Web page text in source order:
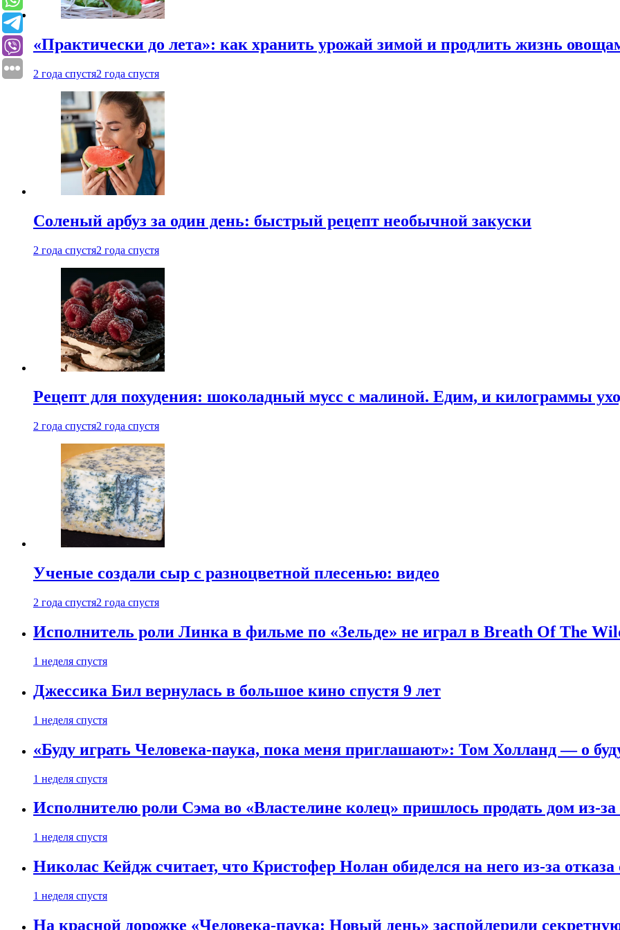
«Практически до лета»: как хранить урожай зимой и продлить жизнь
2 года спустя2 года спустя
Соленый арбуз за один день: быстрый рецепт необычной закуски
2 года спустя2 года спустя
Рецепт для похудения: шоколадный мусс с малиной. Едим, и килограммы
2 года спустя2 года спустя
Ученые создали сыр с разноцветной плесенью: видео
2 года спустя2 года спустя
Исполнитель роли Линка в фильме по «Зельде» не играл в Breath Of The
1 неделя спустя
Джессика Бил вернулась в большое кино спустя 9 лет
1 неделя спустя
«Буду играть Человека-паука, пока меня приглашают»: Том Холланд — о
1 неделя спустя
Исполнителю роли Сэма во «Властелине колец» пришлось продать дом из-за
1 неделя спустя
Николас Кейдж считает, что Кристофер Нолан обиделся на него из-за
1 неделя спустя
На красной дорожке «Человека-паука: Новый день» заспойлерили